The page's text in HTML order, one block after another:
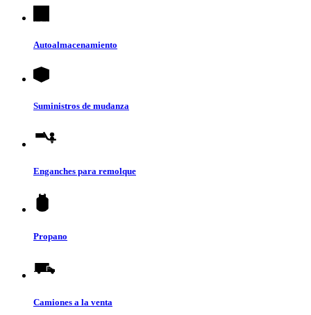
Autoalmacenamiento
Suministros de mudanza
Enganches para remolque
Propano
Camiones a la venta